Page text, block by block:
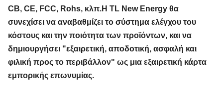
CB, CE, FCC, Rohs, κλπ.Η TL New Energy θα
συνεχίσει να αναβαθμίζει το σύστημα ελέγχου του
κόστους και την ποιότητα των προϊόντων, και να
δημιουργήσει "εξαιρετική, αποδοτική, ασφαλή και
φιλική προς το περιβάλλον" ως μια εξαιρετική κάρτα
εμπορικής επωνυμίας.